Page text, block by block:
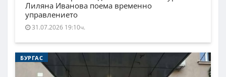
Лиляна Иванова поема временно
управлението
31.07.2026 19:10ч.
БУРГАС